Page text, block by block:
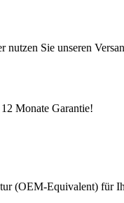
nutzen Sie unseren
12 Monate Garantie!
(OEM-Equivalent) für